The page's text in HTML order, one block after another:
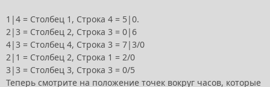
1|4 = Столбец 1, Строка 4 = 5|0.
2|3 = Столбец 2, Строка 3 = 0|6
4|3 = Столбец 4, Строка 3 = 7|3/0
2|1 = Столбец 2, Строка 1 = 2/0
3|3 = Столбец 3, Строка 3 = 0/5
Теперь смотрите на положение точек вокруг часов, которые